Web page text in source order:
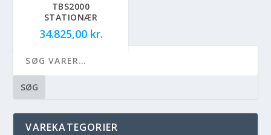
TBS2000
STATIONÆR
34.825,00 kr.
SØG
VAREKATEGORIER